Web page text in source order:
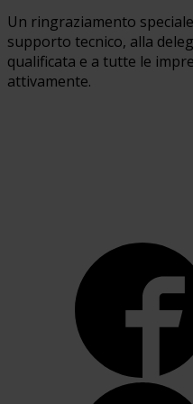
Un ringraziamento
supporto tecnico, alla
qualificata e a tutte le
attivamente.